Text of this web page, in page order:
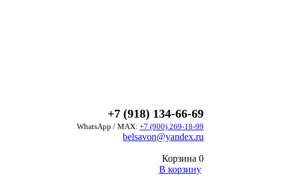
+7 (918) 134-66-69
WhatsApp / MAX: +7 (900) 269-18-99
belsavon@yandex.ru
Корзина 0
В корзину